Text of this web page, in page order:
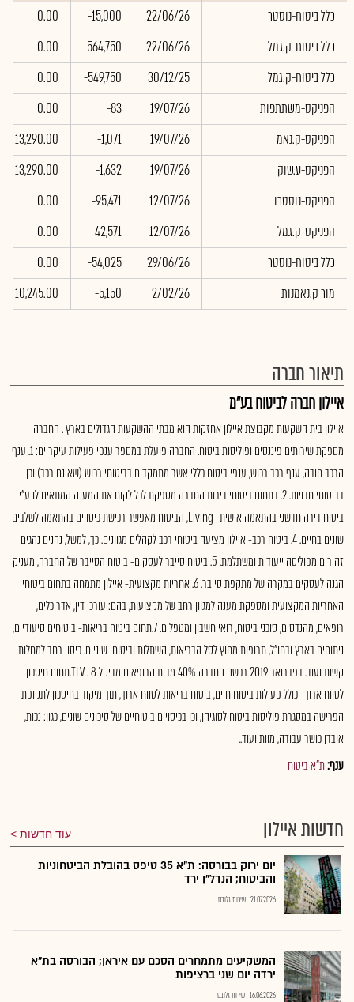
כלל ביטוח-נוסטר 22/06/26
-15,000
0.00
כלל ביטוח-ק.גמל
22/06/26
-564,750
0.00
כלל ביטוח-ק.גמל
30/12/25
-549,750
0.00
הפניקס-משתתפות
19/07/26
-83
0.00
הפניקס-ק.נאמ
19/07/26
-1,071
13,290.00
הפניקס-ע.שוק
19/07/26
-1,632
13,290.00
הפניקס-נוסטרו
12/07/26
-95,471
0.00
הפניקס-ק.גמל
12/07/26
-42,571
0.00
כלל ביטוח-נוסטר
29/06/26
-54,025
0.00
מור ק.נאמנות
2/02/26
-5,150
10,245.00
תיאור חברה
איילון חברה לביטוח בע"מ
איילון בית השקעות מקבוצת איילון אחזקות הוא מבתי ההשקעות הגדולים בארץ . החברה
מספקת שירותים פיננסים ופוליסות ביטוח. החברה פועלת במספר ענפי פעילות עיקריים: 1. ענף
הרכב חובה, ענף רכב רכוש, ענפי ביטוח כללי אשר מתמקדים בביטוחי רכוש (שאינם רכב) וכן
בביטוחי חבויות. 2. בתחום ביטוחי דירות החברה מספקת לכל לקוח את המענה המתאים לו ע"י
ביטוח דירה חדשני בהתאמה אישית- Living, הביטוח מאפשר רכישת כיסויים בהתאמה לשלבים
שונים בחיים. 4. ביטוח רכב- איילון מציעה ביטוחי רכב לקהלים מגוונים. כך, למשל, נהנים נהגים
זהירים מפוליסה ייעודית ומשתלמת. 5. ביטוח סייבר לעסקים- ביטוח הסייבר של החברה, מעניק
הגנה לעסקים במקרה של מתקפת סייבר. 6. אחריות מקצועית- איילון מתמחה בתחום ביטוחי
האחריות המקצועית ומספקת מענה למגוון רחב של מקצועות, בהם: עורכי דין, אדריכלים,
רופאים, מהנדסים, סוכני ביטוח, רואי חשבון ומטפלים. 7.תחום ביטוח בריאות- ביטוחים סיעודיים,
ניתוחים בארץ ובחו"ל, תרופות מחוץ לסל הבריאות, השתלות וביטוחי שיניים. כיסוי רחב למחלות
קשות ועוד. בפברואר 2019 רכשה החברה 40% מבית הרופאים מדיקל TLV . 8.תחום חיסכון
לטווח ארוך- כולל פעילות ביטוח חיים, ביטוח בריאות לטווח ארוך, תוך מיקוד בחיסכון לתקופת
הפרישה במסגרת פוליסות ביטוח לסוגיהן, וכן בכיסויים ביטוחיים של סיכונים שונים, כגון: נכות,
אובדן כושר עבודה, מוות ועוד..
ענף:ת"א ביטוח
חדשות איילון עוד חדשות
יום ירוק בבורסה: ת"א 35 טיפס בהובלת הביטחוניות
והביטוח; הנדל"ן ירד
21.07.2026 שירות גלובס
המשקיעים מתמחרים הסכם עם איראן; הבורסה בת"א
ירדה יום שני ברציפות
16.06.2026 שירות גלובס